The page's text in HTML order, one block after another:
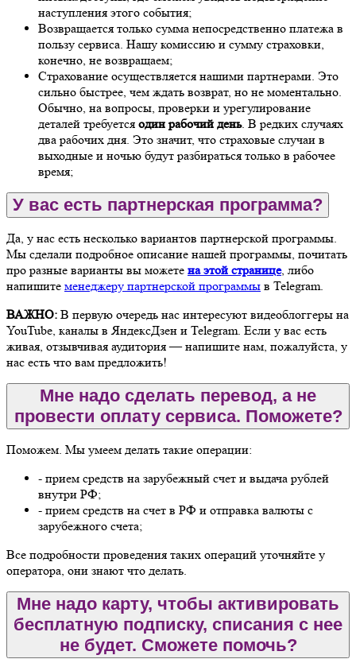
наступления этого события;
Возвращается только сумма непосредственно платежа в
пользу сервиса. Нашу комиссию и сумму страховки,
конечно, не возвращаем;
Страхование осуществляется нашими партнерами. Это
сильно быстрее, чем ждать возврат, но не моментально.
Обычно, на вопросы, проверки и урегулирование
деталей требуется один рабочий день. В редких случаях
два рабочих дня. Это значит, что страховые случаи в
выходные и ночью будут разбираться только в рабочее
время;
У вас есть партнерская программа?
Да, у нас есть несколько вариантов партнерской программы.
Мы сделали подробное описание нашей программы, почитать
про разные варианты вы можете на этой странице, либо
напишите менеджеру партнерской программы в Telegram.
ВАЖНО: В первую очередь нас интересуют видеоблоггеры на
YouTube, каналы в ЯндексДзен и Telegram. Если у вас есть
живая, отзывчивая аудитория — напишите нам, пожалуйста, у
нас есть что вам предложить!
Мне надо сделать перевод, а не
провести оплату сервиса. Поможете?
Поможем. Мы умеем делать такие операции:
- прием средств на зарубежный счет и выдача рублей
внутри РФ;
- прием средств на счет в РФ и отправка валюты с
зарубежного счета;
Все подробности проведения таких операций уточняйте у
оператора, они знают что делать.
Мне надо карту, чтобы активировать
бесплатную подписку, списания с нее
не будет. Сможете помочь?